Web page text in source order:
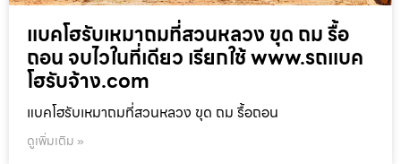
แบคโฮรับเหมาถมที่สวนหลวง ขุด ถม รื้อ
ถอน จบไวในที่เดียว เรียกใช้ www.รถแบค
โฮรับจ้าง.com
แบคโฮรับเหมาถมที่สวนหลวง ขุด ถม รื้อถอน
ดูเพิ่มเติม »